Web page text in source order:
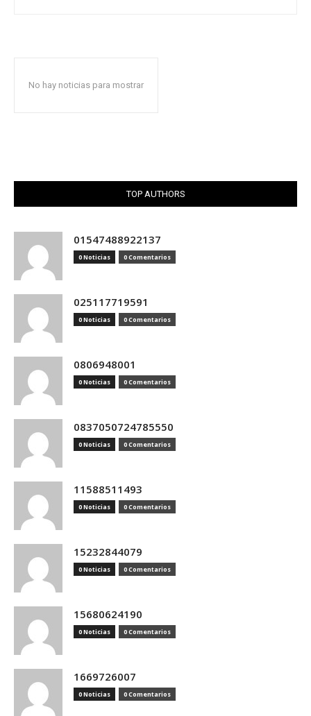
No hay noticias para mostrar
TOP AUTHORS
01547488922137
0 Noticias 0 Comentarios
025117719591
0 Noticias 0 Comentarios
0806948001
0 Noticias 0 Comentarios
0837050724785550
0 Noticias 0 Comentarios
11588511493
0 Noticias 0 Comentarios
15232844079
0 Noticias 0 Comentarios
15680624190
0 Noticias 0 Comentarios
1669726007
0 Noticias 0 Comentarios